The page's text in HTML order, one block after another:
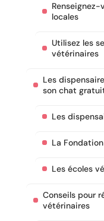
Renseignez-
locales
Utilisez les
vétérinaires
Les
son chat
Les
La
Les écoles
Conseils pour
vétérinaires